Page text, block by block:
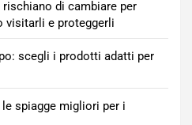
di cambiare per
visitarli e proteggerli
scegli i prodotti adatti per
spiagge migliori per i